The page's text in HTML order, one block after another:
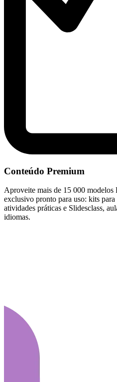
Conteúdo Premium
Aproveite mais de 15 000 modelos
exclusivo pronto para uso: kits para
atividades práticas e Slidesclass,
idiomas.